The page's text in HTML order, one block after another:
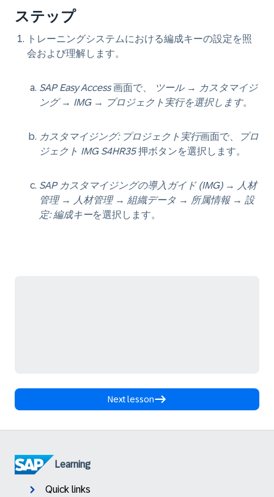
ステップ
トレーニングシステムにおける編成キーの設定を照
会および理解します。
SAP Easy Access画面で、 ツール→
カスタマイジ
ング→ IMG→ プロジェクト実行を選択します。
カスタマイジング: プロジェクト実行画面で、
プロ
ジェクト IMG S4HR35押ボタンを選択します。
SAP カスタマイジングの導入ガイド (IMG)→
人材
管理→ 人材管理→ 組織データ → 所属情報→ 設
定: 編成キーを選択します。
Next lesson
Learning
Quick links